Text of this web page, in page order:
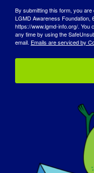
라요.
세상이 LGMD에
인가요?
MD, EDMD)에
상처를 느끼고,
생에서 경험할
원합니다. 저는
활을 해왔고, 11
보다도 걷지 못
성할 수 있다는
By submitting this form, you
LGMD Awareness Foundation,
https://www.lgmd-info.org/.
any time by using the
email. Emails are serviced by